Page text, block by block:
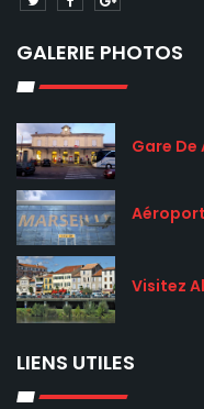
GALERIE PHOTOS
Gare De
Visitez
LIENS UTILES